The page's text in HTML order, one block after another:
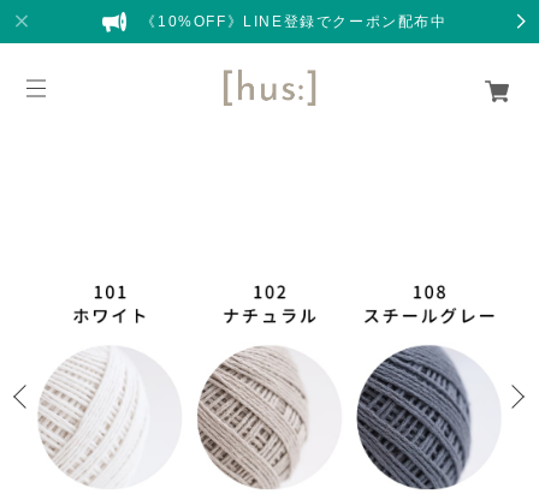
《10%OFF》LINE登録でクーポン配布中